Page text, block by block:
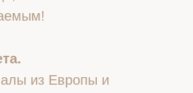
из Европы и